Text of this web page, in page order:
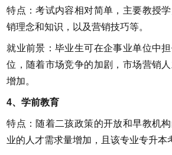
特点：考试内容相对简单，主要教授
销理念和知识，以及营销技巧等。
就业前景：毕业生可在企事业单位中
位，随着市场竞争的加剧，市场营销
增加。
4、学前教育
特点：随着二孩政策的开放和早教机
业的人才需求量增加，且该专业专升本